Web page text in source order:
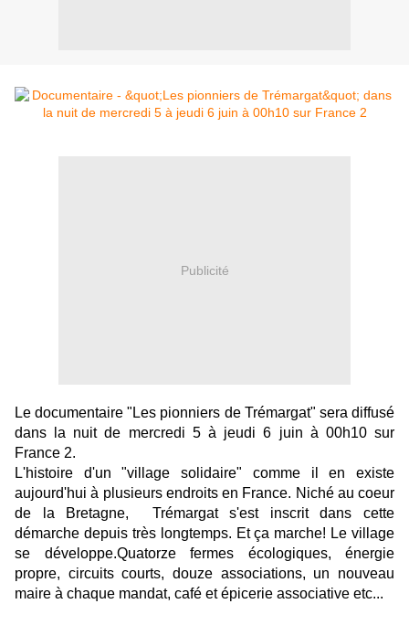
Publicité
Le documentaire "Les pionniers de Trémargat" sera diffusé
dans la nuit de mercredi 5 à jeudi 6 juin à 00h10 sur
France 2.
L'histoire d'un "village solidaire" comme il en existe
aujourd'hui à plusieurs endroits en France. Niché au coeur
de la Bretagne, Trémargat s'est inscrit dans cette
démarche depuis très longtemps. Et ça marche! Le village
se développe.Quatorze fermes écologiques, énergie
propre, circuits courts, douze associations, un nouveau
maire à chaque mandat, café et épicerie associative etc...